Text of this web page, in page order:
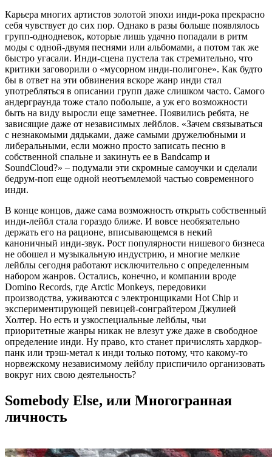
Карьера многих артистов золотой эпохи инди-рока прекрасно
себя чувствует до сих пор. Однако в разы больше появлялось
групп-однодневок, которые лишь удачно попадали в ритм
моды с одной-двумя песнями или альбомами, а потом так же
быстро угасали. Инди-сцена пустела так стремительно, что
критики заговорили о «мусорном инди-полигоне». Как будто
бы в ответ на эти обвинения вскоре жанр инди стал
употребляться в описании групп даже слишком часто. Самого
андерграунда тоже стало побольше, а уж его возможности
быть на виду выросли еще заметнее. Появились ребята, не
зависящие даже от независимых лейблов. «Зачем связываться
с незнакомыми дядьками, даже самыми дружелюбными и
либеральными, если можно просто записать песню в
собственной спальне и закинуть ее в Bandcamp и
SoundCloud?» – подумали эти скромные самоучки и сделали
бедрум-поп еще одной неотъемлемой частью современного
инди.
В конце концов, даже сама возможность открыть собственный
инди-лейбл стала гораздо ближе. И вовсе необязательно
держать его на рационе, вписывающемся в некий
каноничный инди-звук. Рост популярности нишевого бизнеса
не обошел и музыкальную индустрию, и многие мелкие
лейблы сегодня работают исключительно с определенным
набором жанров. Остались, конечно, и компании вроде
Domino Records, где Arctic Monkeys, передовики
производства, уживаются с электронщиками Hot Chip и
экспериментирующей певицей-сонграйтером Джулией
Холтер. Но есть и узкоспециальные лейблы, чьи
приоритетные жанры никак не влезут уже даже в свободное
определение инди. Ну право, кто станет причислять хардкор-
панк или трэш-метал к инди только потому, что какому-то
норвежскому независимому лейблу приспичило организовать
вокруг них свою деятельность?
Somebody Else, или Многогранная
личность